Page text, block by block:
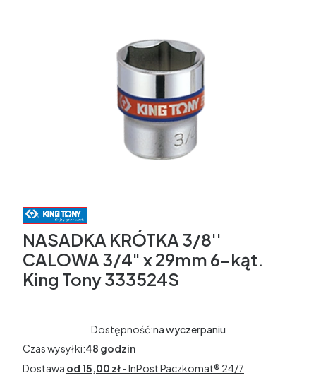
NASADKA KRÓTKA 3/8''
CALOWA 3/4" x 29mm 6-kąt.
King Tony 333524S
Dostępność:na wyczerpaniu
Czas wysyłki:48 godzin
Dostawa od 15,00 zł- InPost Paczkomat® 24/7